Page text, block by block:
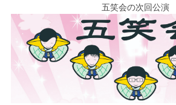
五笑会の次回公演